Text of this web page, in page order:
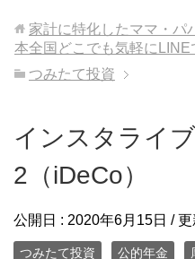
家計に特化したママ・パ
本全国どこでも気軽にLINE
つみたて投資
インスタライ
2（iDeCo）
公開日 : 2020年6月15日 / 更
つみたて投資 公的年金